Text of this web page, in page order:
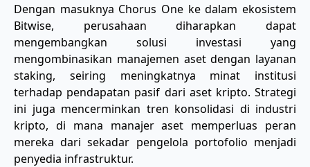
Dengan masuknya Chorus One ke dalam ekosistem
Bitwise, perusahaan diharapkan dapat
mengembangkan solusi investasi yang
mengombinasikan manajemen aset dengan layanan
staking, seiring meningkatnya minat institusi
terhadap pendapatan pasif dari aset kripto. Strategi
ini juga mencerminkan tren konsolidasi di industri
kripto, di mana manajer aset memperluas peran
mereka dari sekadar pengelola portofolio menjadi
penyedia infrastruktur.